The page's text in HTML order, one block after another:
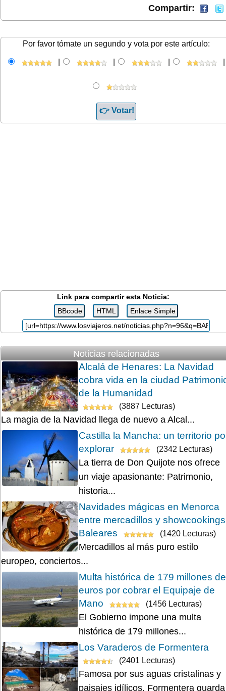
Compartir:
Por favor tómate un segundo y vota por este artículo:
Link para compartir esta Noticia:
Noticias relacionadas
Alcalá de Henares: La Navidad
cobra vida en la ciudad
de la Humanidad
(3887 Lecturas)
La magia de la Navidad llega de nuevo a Alcal...
Castilla la Mancha: un territorio
explorar
(2342 Lecturas)
La tierra de Don Quijote nos ofrece
un viaje apasionante: Patrimonio,
historia...
Navidades mágicas en Menorca
entre mercadillos y
Baleares
(1420 Lecturas)
Mercadillos al más puro estilo
europeo, conciertos...
Multa histórica de 179 millones de
euros por cobrar el Equipaje de
Mano
(1456 Lecturas)
El Gobierno impone una multa
histórica de 179 millones...
Los Varaderos de Formentera
(2401 Lecturas)
Famosa por sus aguas cristalinas y
paisajes idílicos, Formentera guarda